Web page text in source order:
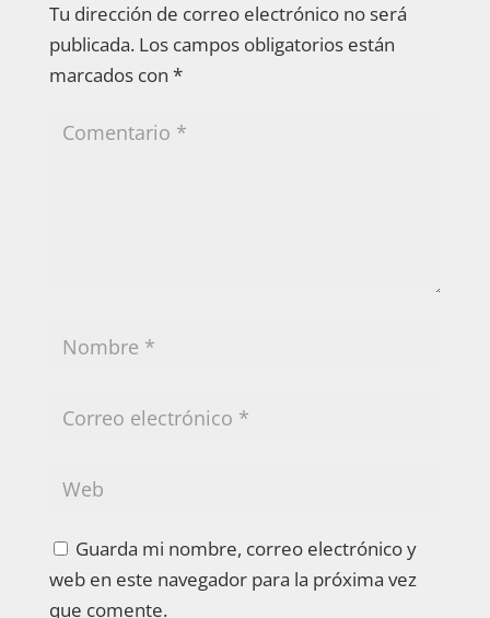
Tu dirección de correo electrónico no será
publicada. Los campos obligatorios están
marcados con *
Guarda mi nombre, correo electrónico y
web en este navegador para la próxima vez
que comente.